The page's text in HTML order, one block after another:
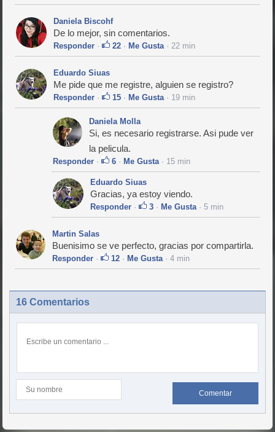
Daniela Biscohf
De lo mejor, sin comentarios.
Responder · 22 ·Me Gusta · 22 min
Eduardo Siuas
Me pide que me registre, alguien se registro?
Responder · 15 ·Me Gusta · 19 min
Daniela Molla
Si, es necesario registrarse. Asi pude ver
la pelicula.
Responder · 6 ·Me Gusta · 15 min
Eduardo Siuas
Gracias, ya estoy viendo.
Responder · 3 ·Me Gusta · 5 min
Martin Salas
Buenisimo se ve perfecto, gracias por compartirla.
Responder · 12 ·Me Gusta · 4 min
16 Comentarios
Comentar